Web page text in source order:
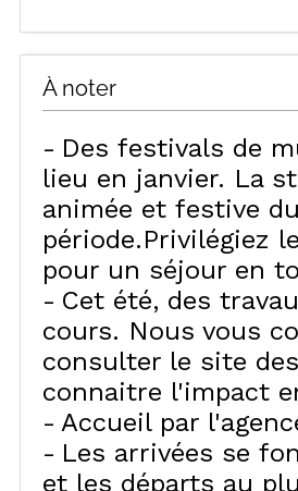
À noter
Des festivals de
lieu en janvier. La
animée et festive
période.Privilégiez
pour un séjour en
Cet été, des
cours. Nous vous
consulter le site
connaitre l'impact
Accueil par
Les arrivées se
et les départs au